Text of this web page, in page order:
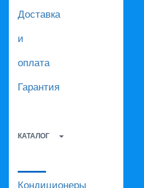
Доставка
и
оплата
Гарантия
КАТАЛОГ
Кондиционеры